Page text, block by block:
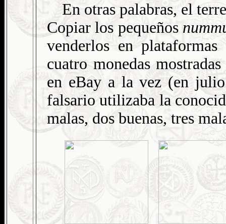
En otras palabras, el
Copiar los pequeños
venderlos en
cuatro monedas
en eBay a la vez (en
falsario utilizaba la
malas, dos buenas, tres